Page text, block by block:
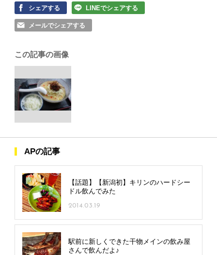
シェアする LINEでシェアする
メールでシェアする
この記事の画像
APの記事
【話題】【新潟初】キリンのハードシー
ドル飲んでみた
2014.03.19
駅前に新しくできた干物メインの飲み屋
さんで飲んだよ♪